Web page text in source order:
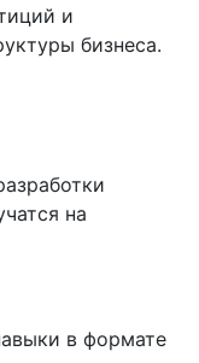
и
бизнеса.
на
в формате